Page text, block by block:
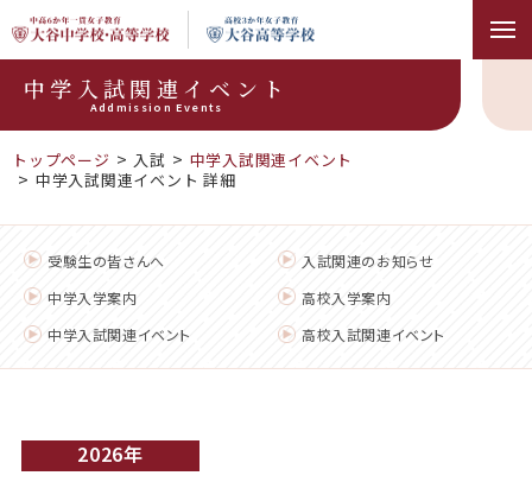
中学入試関連イベント
Addmission Events
トップページ 入試
中学入試関連イベント
中学入試関連イベント 詳細
受験生の皆さんへ
入試関連のお知らせ
中学入学案内
高校入学案内
中学入試関連イベント
高校入試関連イベント
2026